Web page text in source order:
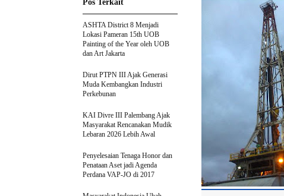
Pos Terkait
ASHTA District 8 Menjadi
Lokasi Pameran 15th UOB
Painting of the Year oleh UOB
dan Art Jakarta
Dirut PTPN III Ajak Generasi
Muda Kembangkan Industri
Perkebunan
KAI Divre III Palembang Ajak
Masyarakat Rencanakan Mudik
Lebaran 2026 Lebih Awal
Penyelesaian Tenaga Honor dan
Penataan Aset jadi Agenda
Perdana VAP-JO di 2017